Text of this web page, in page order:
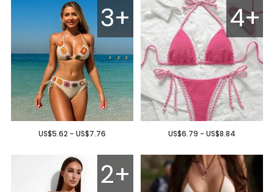
3+
US$5.62 - US$7.76
4+
US$6.79 - US$8.84
2+